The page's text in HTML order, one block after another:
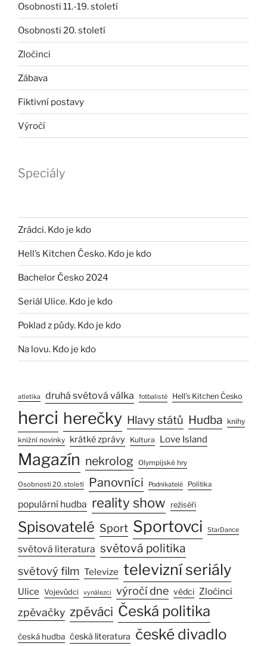
Osobnosti 11.-19. století
Osobnosti 20. století
Zločinci
Zábava
Fiktivní postavy
Výročí
Speciály
Zrádci. Kdo je kdo
Hell’s Kitchen Česko. Kdo je kdo
Bachelor Česko 2024
Seriál Ulice. Kdo je kdo
Poklad z půdy. Kdo je kdo
Na lovu. Kdo je kdo
atletika druhá světová válka fotbalisté Hell’s Kitchen Česko
herci herečky Hlavy států Hudba knihy
knižní novinky krátké zprávy Kultura Love Island
Magazín nekrolog Olympijské hry
Osobnosti 20. století Panovníci Podnikatelé Politika
populární hudba reality show režiséři
Spisovatelé Sport Sportovci StarDance
světová literatura světová politika
světový film Televize televizní seriály
Ulice Vojevůdci vynálezci výročí dne vědci Zločinci
zpěvačky zpěváci Česká politika
česká hudba česká literatura české divadlo